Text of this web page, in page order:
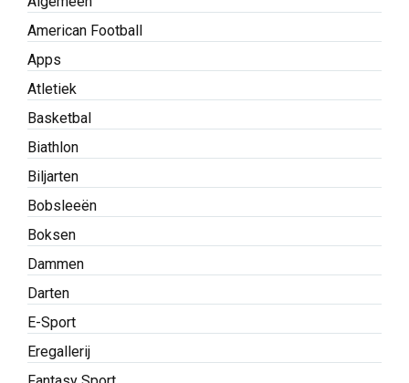
American Football
Apps
Atletiek
Basketbal
Biathlon
Biljarten
Bobsleeën
Boksen
Dammen
Darten
E-Sport
Eregallerij